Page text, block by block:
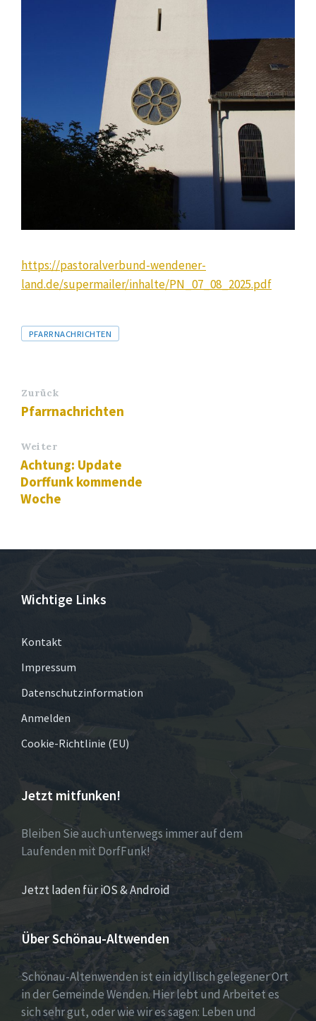
https://pastoralverbund-wendener-
land.de/supermailer/inhalte/PN_07_08_2025.pdf
Tags
PFARRNACHRICHTEN
Zurück
Pfarrnachrichten
Weiter
Achtung: Update
Dorffunk kommende
Woche
Wichtige Links
Kontakt
Impressum
Datenschutzinformation
Anmelden
Cookie-Richtlinie (EU)
Jetzt mitfunken!
Bleiben Sie auch unterwegs immer auf dem
Laufenden mit DorfFunk!
Jetzt laden für iOS & Android
Über Schönau-Altwenden
Schönau-Altenwenden ist ein idyllisch gelegener Ort
in der Gemeinde Wenden. Hier lebt und Arbeitet es
sich sehr gut, oder wie wir es sagen: Leben und